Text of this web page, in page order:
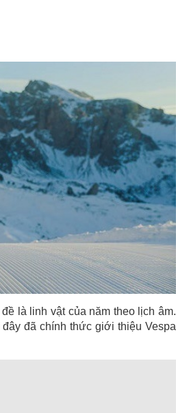
là linh vật của năm theo lịch âm.
đã chính thức giới thiệu Vespa